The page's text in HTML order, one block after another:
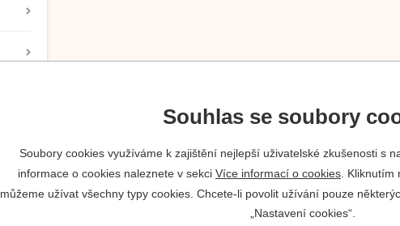
Souhlas se soubory
Soubory cookies využíváme k zajištění nejlepší uživatelské zkušenosti s
informace o cookies naleznete v sekci Více informací o cookies .
můžeme užívat všechny typy cookies. Chcete-li povolit užívání pouze
„Nastavení cookies“.